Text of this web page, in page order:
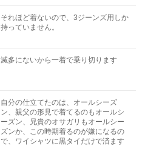
それほど着ないので、3ジーンズ用しか
持っていません。
滅多にないから一着で乗り切ります
自分の仕立てたのは、オールシーズ
ン、親父の形見で着てるのもオールシ
ーズン、兄貴のオサガリもオールシー
ズンか、この時期着るのが嫌になるの
で、ワイシャツに黒タイだけで済ます